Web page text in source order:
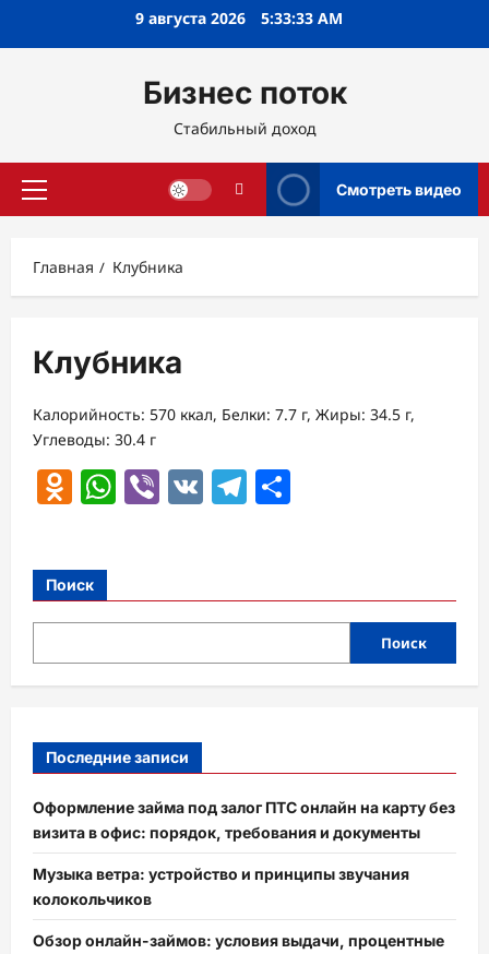
9 августа 2026 5:33:33 AM
Бизнес поток
Стабильный доход
Основное
Смотреть видео
Главная Клубника
Клубника
Калорийность: 570 ккал, Белки: 7.7 г, Жиры: 34.5 г,
Углеводы: 30.4 г
Odnoklassniki
WhatsApp
Viber
VK Telegram
Поиск
Поиск
Последние записи
Оформление займа под залог ПТС онлайн на карту без
визита в офис: порядок, требования и документы
Музыка ветра: устройство и принципы звучания
колокольчиков
Обзор онлайн-займов: условия выдачи, процентные